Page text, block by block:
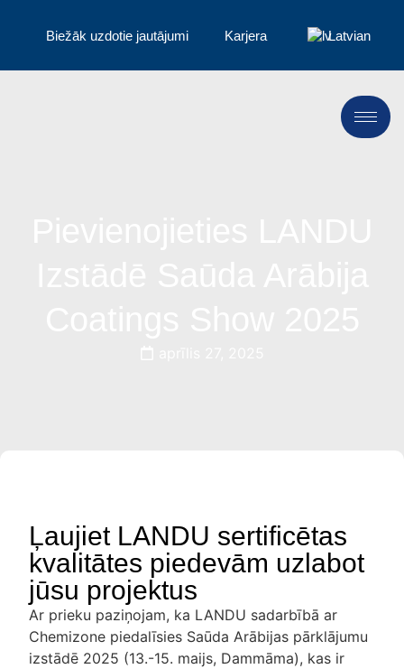
Biežāk uzdotie jautājumi Karjera Latvian
Ļaujiet LANDU sertificētas
kvalitātes piedevām uzlabot
jūsu projektus
Ar prieku paziņojam, ka LANDU sadarbībā ar
Chemizone piedalīsies Saūda Arābijas pārklājumu
izstādē 2025 (13.-15. maijs, Dammāma), kas ir